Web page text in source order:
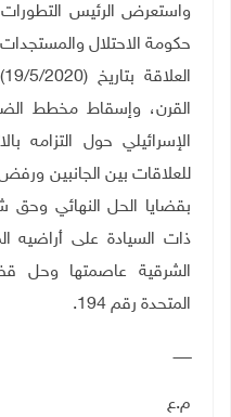
واستعرض الرئيس
حكومة الاحتلال
القرن، وإسقاط مخطط
الإسرائيلي حول التزامه
للعلاقات بين الجانبين
بقضايا الحل النهائي وحق
الشرقية عاصمتها وحل
المتحدة رقم 194.
ــــــــ
م.ع